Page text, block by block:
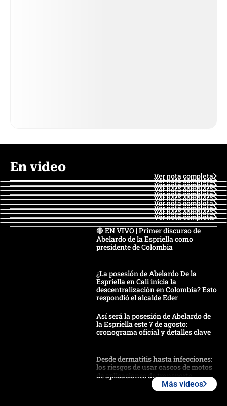
En video
Ver nota completa
Ver nota completa
Ver nota completa
Ver nota completa
Ver nota completa
Ver nota completa
Ver nota completa
Ver nota completa
Ver nota completa
Ver nota completa
🔴 EN VIVO | Primer discurso de
Abelardo de la Espriella como
presidente de Colombia
¿La posesión de Abelardo De la
Espriella en Cali inicia la
descentralización en Colombia? Esto
respondió el alcalde Eder
Así será la posesión de Abelardo de
la Espriella este 7 de agosto:
cronograma oficial y detalles clave
Desde dermatitis hasta infecciones:
los riesgos de usar cascos de motos
de aplicaciones de transporte
Más videos